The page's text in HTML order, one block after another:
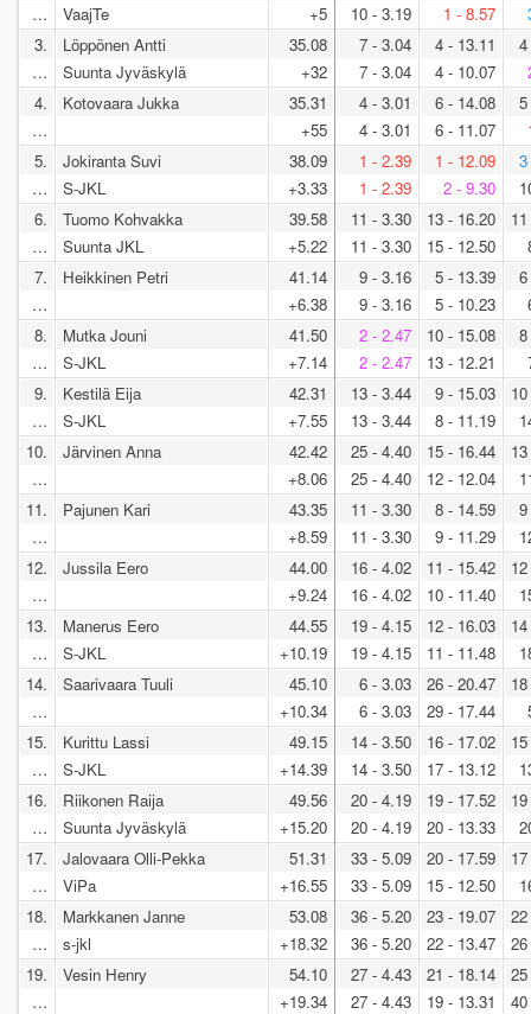
…
VaajTe
+5
10 - 3.19
1 - 8.57
3.
…
Löppönen Antti
Suunta Jyväskylä
35.08
+32
7 - 3.04
7 - 3.04
4 - 13.11
4 - 10.07
4.
…
Kotovaara Jukka
35.31
+55
4 - 3.01
4 - 3.01
6 - 14.08
6 - 11.07
5.
…
Jokiranta Suvi
S-JKL
38.09
+3.33
1 - 2.39
1 - 2.39
1 - 12.09
2 - 9.30
6.
…
Tuomo Kohvakka
Suunta JKL
39.58
+5.22
11 - 3.30
11 - 3.30
13 - 16.20
15 - 12.50
7.
…
Heikkinen Petri
41.14
+6.38
9 - 3.16
9 - 3.16
5 - 13.39
5 - 10.23
8.
…
Mutka Jouni
S-JKL
41.50
+7.14
2 - 2.47
2 - 2.47
10 - 15.08
13 - 12.21
9.
…
Kestilä Eija
S-JKL
42.31
+7.55
13 - 3.44
13 - 3.44
9 - 15.03
8 - 11.19
10.
…
Järvinen Anna
42.42
+8.06
25 - 4.40
25 - 4.40
15 - 16.44
12 - 12.04
11.
…
Pajunen Kari
43.35
+8.59
11 - 3.30
11 - 3.30
8 - 14.59
9 - 11.29
12.
…
Jussila Eero
44.00
+9.24
16 - 4.02
16 - 4.02
11 - 15.42
10 - 11.40
13.
…
Manerus Eero
S-JKL
44.55
+10.19
19 - 4.15
19 - 4.15
12 - 16.03
11 - 11.48
14.
…
Saarivaara Tuuli
45.10
+10.34
6 - 3.03
6 - 3.03
26 - 20.47
29 - 17.44
15.
…
Kurittu Lassi
S-JKL
49.15
+14.39
14 - 3.50
14 - 3.50
16 - 17.02
17 - 13.12
16.
…
Riikonen Raija
Suunta Jyväskylä
49.56
+15.20
20 - 4.19
20 - 4.19
19 - 17.52
20 - 13.33
17.
…
Jalovaara Olli-Pekka
ViPa
51.31
+16.55
33 - 5.09
33 - 5.09
20 - 17.59
15 - 12.50
18.
…
Markkanen Janne
s-jkl
53.08
+18.32
36 - 5.20
36 - 5.20
23 - 19.07
22 - 13.47
19.
…
Vesin Henry
54.10
+19.34
27 - 4.43
27 - 4.43
21 - 18.14
19 - 13.31